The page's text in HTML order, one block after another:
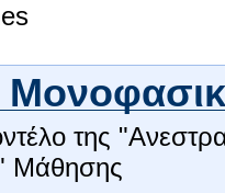
της
Μάθησης